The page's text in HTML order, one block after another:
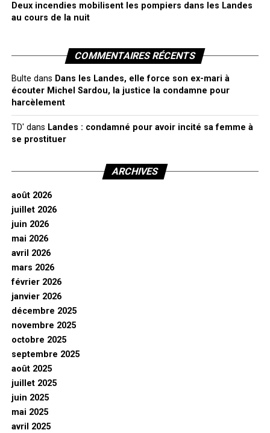
Deux incendies mobilisent les pompiers dans les Landes
au cours de la nuit
COMMENTAIRES RÉCENTS
Bulte dans Dans les Landes, elle force son ex-mari à
écouter Michel Sardou, la justice la condamne pour
harcèlement
TD' dans Landes : condamné pour avoir incité sa femme à
se prostituer
ARCHIVES
août 2026
juillet 2026
juin 2026
mai 2026
avril 2026
mars 2026
février 2026
janvier 2026
décembre 2025
novembre 2025
octobre 2025
septembre 2025
août 2025
juillet 2025
juin 2025
mai 2025
avril 2025